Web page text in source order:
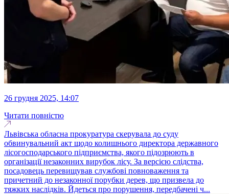
26 грудня 2025, 14:07
Читати повністю
Львівська обласна прокуратура скерувала до суду
обвинувальний акт щодо колишнього директора державного
лісогосподарського підприємства, якого підозрюють в
організації незаконних вирубок лісу. За версією слідства,
посадовець перевищував службові повноваження та
причетний до незаконної порубки дерев, що призвела до
тяжких наслідків. Йдеться про порушення, передбачені ч...